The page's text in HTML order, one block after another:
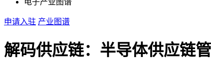
电子产业图谱
申请入驻 产业图谱
解码供应链：半导体供应链